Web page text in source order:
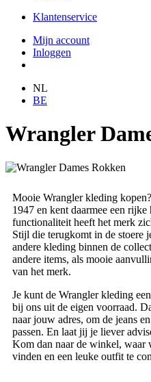
Klantenservice
Mijn account
Inloggen
NL
BE
Wrangler
Mooie Wrangler kleding
1947 en kent daarmee een
functionaliteit heeft het merk
Stijl die terugkomt in de stoere
andere kleding binnen de
andere items, als mooie
van het merk.
Je kunt de Wrangler kleding
bij ons uit de eigen voorraad.
naar jouw adres, om de jeans
passen. En laat jij je liever
Kom dan naar de winkel, waar
vinden en een leuke outfit te